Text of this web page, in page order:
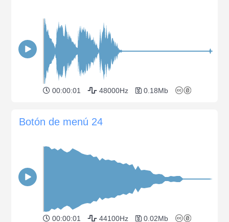
00:00:01 48000Hz 0.18Mb
Botón de menú 24
00:00:01 44100Hz 0.02Mb